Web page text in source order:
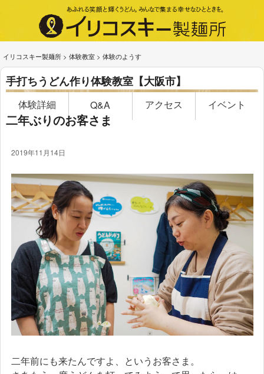
イリコスキー製麺所 > 体験教室 > 体験のようす
手打ちうどん作り体験教室【大阪市】
体験詳細 Q&A アクセス イベント
二年ぶりのお客さま
2019年11月14日
二年前にも来たんですよ、というお客さま。